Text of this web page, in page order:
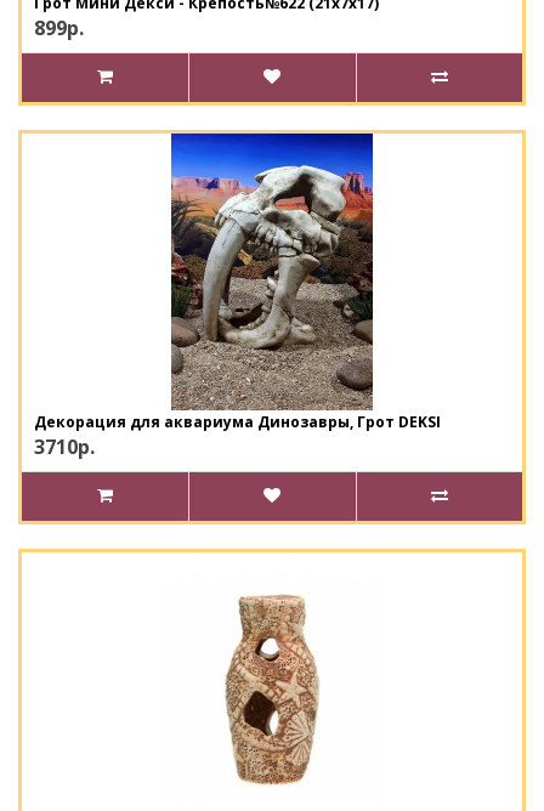
899р.
Декорация для аквариума Динозавры, Грот DEKSI
3710р.